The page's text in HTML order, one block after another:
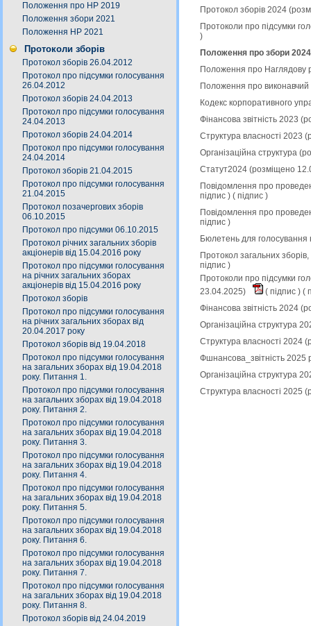
Положення про НР 2019
Положення збори 2021
Положення НР 2021
Протоколи зборів
Протокол зборів 26.04.2012
Протокол про підсумки голосування
26.04.2012
Протокол зборів 24.04.2013
Протокол про підсумки голосування
24.04.2013
Протокол зборів 24.04.2014
Протокол про підсумки голосування
24.04.2014
Протокол зборів 21.04.2015
Протокол про підсумки голосування
21.04.2015
Протокол позачергових зборів
06.10.2015
Протокол про підсумки 06.10.2015
Протокол річних загальних зборів
акціонерів від 15.04.2016 року
Протокол про підсумки голосування
на річних загальних зборах
акціонерів від 15.04.2016 року
Протокол зборів
Протокол про підсумки голосування
на річних загальних зборах від
20.04.2017 року
Протокол зборів від 19.04.2018
Протокол про підсумки голосування
на загальних зборах від 19.04.2018
року. Питання 1.
Протокол про підсумки голосування
на загальних зборах від 19.04.2018
року. Питання 2.
Протокол про підсумки голосування
на загальних зборах від 19.04.2018
року. Питання 3.
Протокол про підсумки голосування
на загальних зборах від 19.04.2018
року. Питання 4.
Протокол про підсумки голосування
на загальних зборах від 19.04.2018
року. Питання 5.
Протокол про підсумки голосування
на загальних зборах від 19.04.2018
року. Питання 6.
Протокол про підсумки голосування
на загальних зборах від 19.04.2018
року. Питання 7.
Протокол про підсумки голосування
на загальних зборах від 19.04.2018
року. Питання 8.
Протокол зборів від 24.04.2019
Протокол зборів 2024
Протоколи про підсумки
)
Положення про збори
Положення про Наглядову
Положення про
Кодекс корпоративного
Фінансова звітність 2023
Структура власності 2023
Організаційна структура
Статут2024 (розміщено
Повідомлення про
підпис ) ( підпис )
Повідомлення про
підпис )
Бюлетень для
Протокол загальних
підпис )
Протоколи про підсумки
23.04.2025)
( підпис ) (
Фінансова звітність 2024
Організаційна структура
Структура власності 2024
Фшнансова_звітність
Організаційна структура
Структура власності 2025